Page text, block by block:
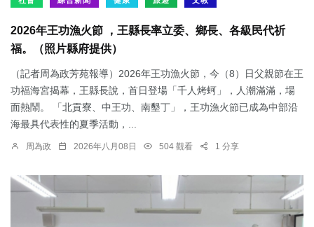
2026年王功漁火節 ，王縣長率立委、鄉長、各級民代祈
福。（照片縣府提供）
（記者周為政芳苑報導）2026年王功漁火節，今（8）日父親節在王
功福海宮揭幕，王縣長說，首日登場「千人烤蚵」，人潮滿滿，場
面熱鬧。 「北貢寮、中王功、南墾丁」，王功漁火節已成為中部沿
海最具代表性的夏季活動，...
周為政 2026年八月08日 504 觀看 1 分享